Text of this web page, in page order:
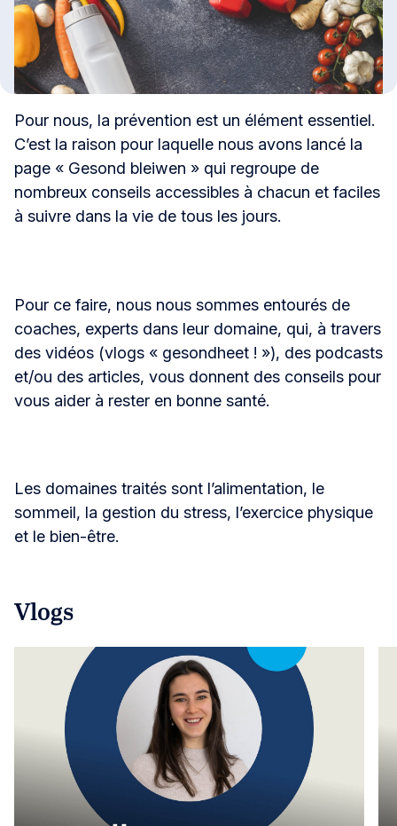
Pour nous, la prévention est un élément essentiel.
C’est la raison pour laquelle nous avons lancé la
page « Gesond bleiwen » qui regroupe de
nombreux conseils accessibles à chacun et faciles
à suivre dans la vie de tous les jours.
Pour ce faire, nous nous sommes entourés de
coaches, experts dans leur domaine, qui, à travers
des vidéos (vlogs « gesondheet ! »), des podcasts
et/ou des articles, vous donnent des conseils pour
vous aider à rester en bonne santé.
Les domaines traités sont l’alimentation, le
sommeil, la gestion du stress, l’exercice physique
et le bien-être.
Vlogs